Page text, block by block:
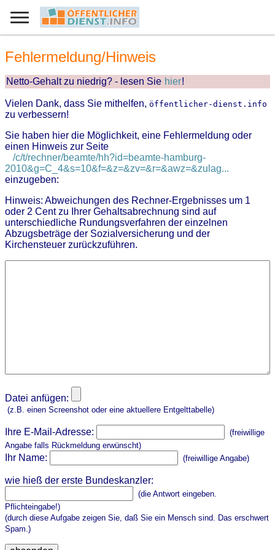
Fehlermeldung/Hinweis
Netto-Gehalt zu niedrig? - lesen Sie hier!
Vielen Dank, dass Sie mithelfen, öffentlicher-dienst.info
zu verbessern!
Sie haben hier die Möglichkeit, eine Fehlermeldung oder
einen Hinweis zur Seite
/c/t/rechner/beamte/hh?id=beamte-hamburg-
2010&g=C_4&s=10&f=&z=&zv=&r=&awz=&zulag...
einzugeben:
Hinweis: Abweichungen des Rechner-Ergebnisses um 1
oder 2 Cent zu Ihrer Gehaltsabrechnung sind auf
unterschiedliche Rundungsverfahren der einzelnen
Abzugsbeträge der Sozialversicherung und der
Kirchensteuer zurückzuführen.
Datei anfügen:
(z.B. einen Screenshot oder eine aktuellere Entgelttabelle)
Ihre E-Mail-Adresse:
(freiwillige
Angabe falls Rückmeldung erwünscht)
Ihr Name: (freiwillige Angabe)
wie hieß der erste Bundeskanzler:
(die Antwort eingeben.
Pflichteingabe!)
(durch diese Aufgabe zeigen Sie, daß Sie ein Mensch sind. Das erschwert
Spam.)